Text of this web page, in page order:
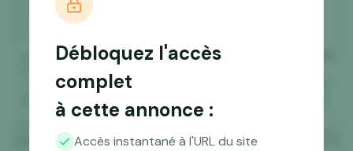
Débloquez l'accès
complet
à cette annonce :
Accès instantané à l'URL du site